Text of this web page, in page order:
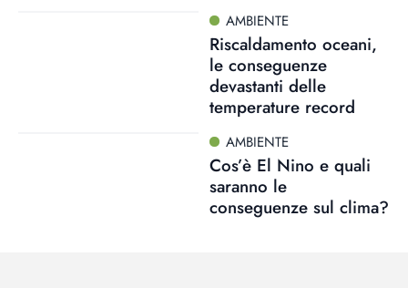
AMBIENTE
Riscaldamento oceani,
le conseguenze
devastanti delle
temperature record
AMBIENTE
Cos’è El Nino e quali
saranno le
conseguenze sul clima?